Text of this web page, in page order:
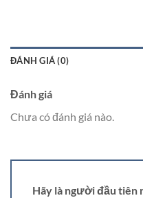
ĐÁNH GIÁ (0)
Đánh giá
Chưa có đánh giá nào.
Hãy là người đầu tiên